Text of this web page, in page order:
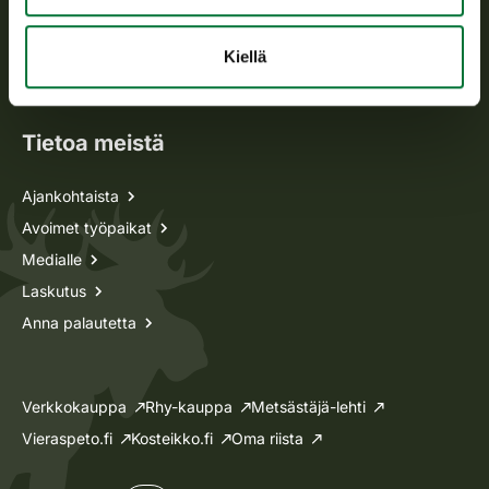
Kiellä
Metsästyskortti-asiat
Lupa-asiat
Tietoa meistä
Ajankohtaista
Avoimet työpaikat
Medialle
Laskutus
Anna palautetta
Verkkokauppa Rhy-kauppa
Metsästäjä-lehti
Vieraspeto.fi
Kosteikko.fi Oma riista